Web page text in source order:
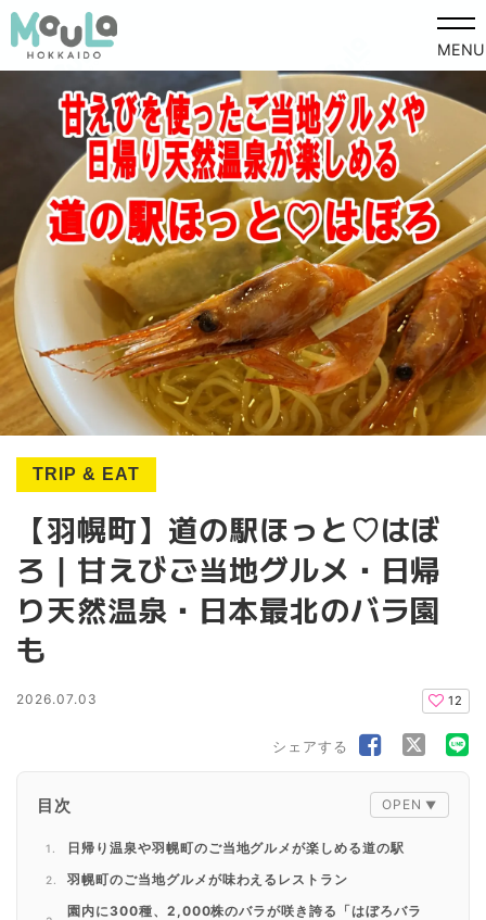
MENU
TRIP & EAT
【羽幌町】道の駅ほっと♡はぼ
ろ｜甘えびご当地グルメ・日帰
り天然温泉・日本最北のバラ園
も
2026.07.03 12
シェアする
目次
日帰り温泉や羽幌町のご当地グルメが楽しめる道の駅
羽幌町のご当地グルメが味わえるレストラン
園内に300種、2,000株のバラが咲き誇る「はぼろバラ